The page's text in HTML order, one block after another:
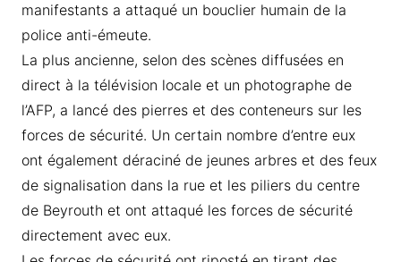
manifestants a attaqué un bouclier humain de la
police anti-émeute.
La plus ancienne, selon des scènes diffusées en
direct à la télévision locale et un photographe de
l’AFP, a lancé des pierres et des conteneurs sur les
forces de sécurité. Un certain nombre d’entre eux
ont également déraciné de jeunes arbres et des feux
de signalisation dans la rue et les piliers du centre
de Beyrouth et ont attaqué les forces de sécurité
directement avec eux.